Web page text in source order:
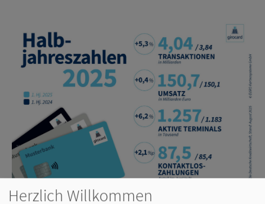
Herzlich Willkommen